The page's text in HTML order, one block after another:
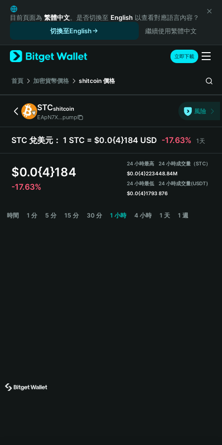
English
日本語
Русский
Español (Latinoamérica)
Türkçe
Italiano
Deutsch
简体中文
繁體中文
Português (Portugal)
हिन्दी
Español (Argentina)
目前頁面為 繁體中文。是否切換至 English 以查看對應語言內容？
切換至English
繼續使用繁體中文
立即下載
首頁 加密貨幣價格 shitcoin 價格
STCshitcoin
EApN7X...pump
風險
STC 兌美元： 1 STC = $0.0{4}184 USD -17.63% 1天
$0.0{4}184
-17.63%
24 小時最高
$0.0{4}2234
24 小時最低
$0.0{4}1793
24 小時成交量（STC）
48.84M
24 小時成交量(USDT)
876
時間 1 分 5 分 15 分 30 分 1 小時 4 小時 1 天 1 週